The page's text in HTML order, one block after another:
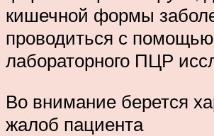
кишечной формы
проводиться с помощью
лабораторного ПЦР
Во внимание берется
жалоб пациента